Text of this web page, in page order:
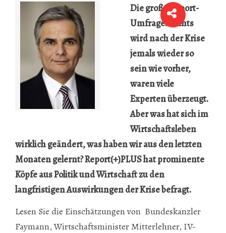
Die große Report-
Umfrage. Nichts
wird nach der Krise
jemals wieder so
sein wie vorher,
waren viele
Experten überzeugt.
Aber was hat sich im
Wirtschaftsleben
wirklich geändert, was haben wir aus den letzten
Monaten gelernt? Report(+)PLUS hat prominente
Köpfe aus Politik und Wirtschaft zu den
langfristigen Auswirkungen der Krise befragt.
Lesen Sie die Einschätzungen von Bundeskanzler
Faymann, Wirtschaftsminister Mitterlehner, IV-